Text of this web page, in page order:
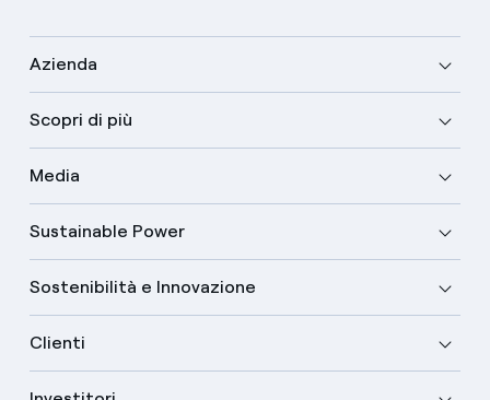
Azienda
Scopri di più
Media
Sustainable Power
Sostenibilità e Innovazione
Clienti